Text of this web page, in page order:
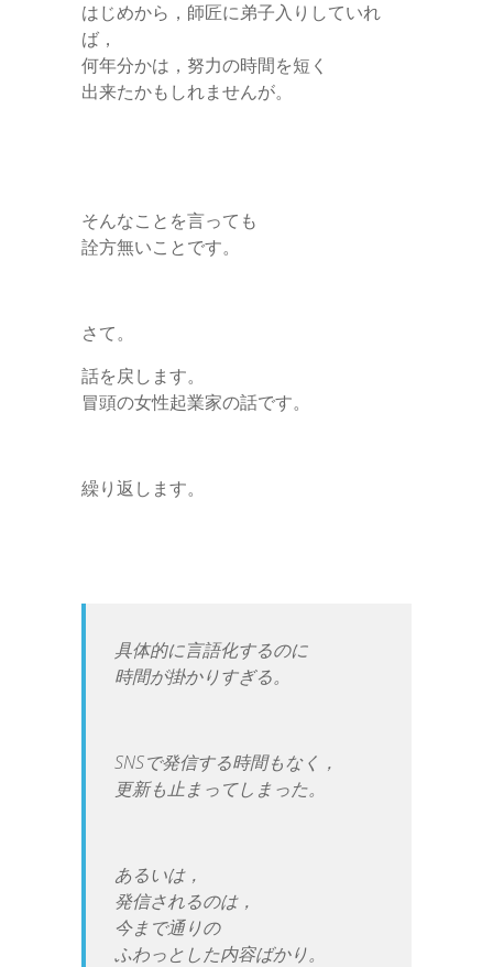
はじめから，師匠に弟子入りしていれ
ば，
何年分かは，努力の時間を短く
出来たかもしれませんが。
そんなことを言っても
詮方無いことです。
さて。
話を戻します。
冒頭の女性起業家の話です。
繰り返します。
具体的に言語化するのに
時間が掛かりすぎる。
SNSで発信する時間もなく，
更新も止まってしまった。
あるいは，
発信されるのは，
今まで通りの
ふわっとした内容ばかり。